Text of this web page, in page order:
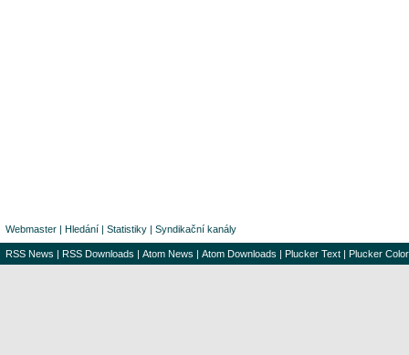
Webmaster | Hledání | Statistiky | Syndikační kanály
RSS News | RSS Downloads | Atom News | Atom Downloads | Plucker Text | Plucker Color